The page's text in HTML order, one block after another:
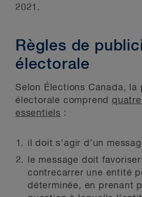
2021.
Règles de
électorale
Selon Élections Canada, la
électorale comprend
essentiels :
il doit s’agir d’un
le message doit
contrecarrer une entité
déterminée, en prenant